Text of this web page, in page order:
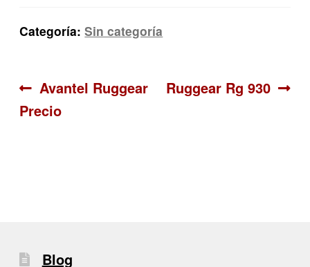
Categoría:Sin categoría
Navegación
de
Anterior:
Avantel Ruggear
Precio
Siguiente:
Ruggear Rg 930
Blog